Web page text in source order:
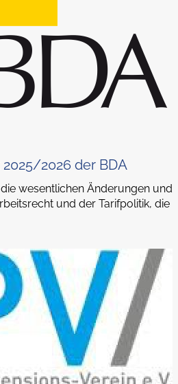
2026 der BDA
wesentlichen Änderungen und
und der Tarifpolitik, die